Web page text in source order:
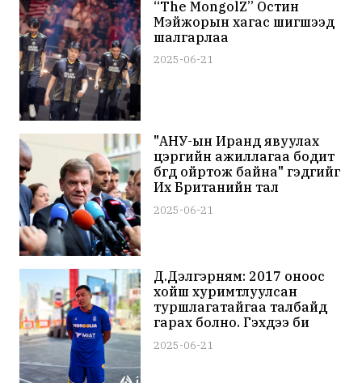
“The MongolZ” Остин
Мэйжорын хагас шигшээд
шалгарлаа
2025-06-21
"АНУ-ын Иранд явуулах
цэргийн ажиллагаа бодит
бөгөөд ойртож байна" гэдгийг
Их Британийн тал
анхааруулжээ
2025-06-21
Д.Дэлгэрням: 2017 оноос
хойш хуримтлуулсан
туршлагатайгаа талбайд
гарах болно. Гэхдээ би
Майкл Жордан, Леброн
жеймс биш
2025-06-21